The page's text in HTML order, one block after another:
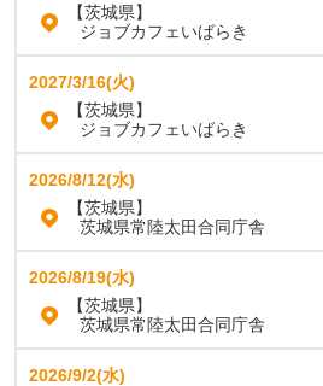
【茨城県】
ジョブカフェいばらき
2027/3/16(火)
【茨城県】
ジョブカフェいばらき
2026/8/12(水)
【茨城県】
茨城県常陸太田合同庁舎
2026/8/19(水)
【茨城県】
茨城県常陸太田合同庁舎
2026/9/2(水)